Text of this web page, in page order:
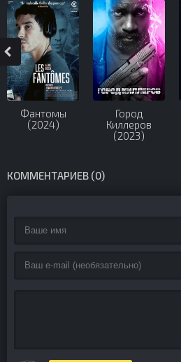
Фантомы
(2024)
Город
Киллеров
(2023)
КОММЕНТАРИЕВ (0)